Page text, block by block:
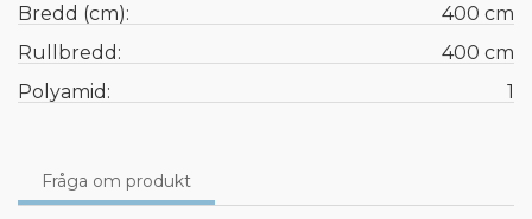
Bredd (cm):
400 cm
Rullbredd:
400 cm
Polyamid:
1
Fråga om produkt